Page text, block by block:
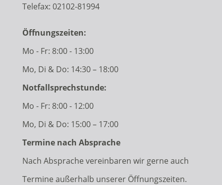
Telefax: 02102-81994
Öffnungszeiten:
Mo - Fr: 8:00 - 13:00
Mo, Di & Do: 14:30 – 18:00
Notfallsprechstunde:
Mo - Fr: 8:00 - 12:00
Mo, Di & Do: 15:00 – 17:00
Termine nach Absprache
Nach Absprache vereinbaren wir gerne auch
Termine außerhalb unserer Öffnungszeiten.